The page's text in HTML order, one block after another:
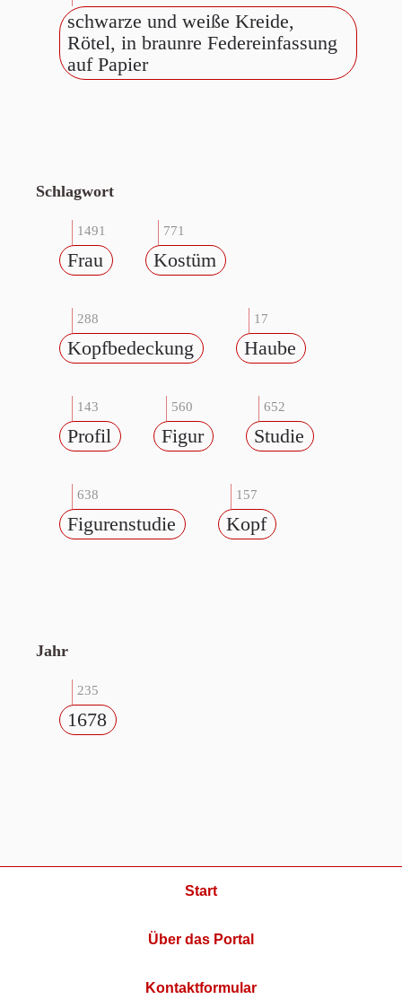
schwarze und weiße Kreide,
Rötel, in braunre Federeinfassung
auf Papier
Schlagwort
1491
Frau
771
Kostüm
288
Kopfbedeckung
17
Haube
143
Profil
560
Figur
652
Studie
638
Figurenstudie
157
Kopf
Jahr
235
1678
Start
Über das Portal
Kontaktformular